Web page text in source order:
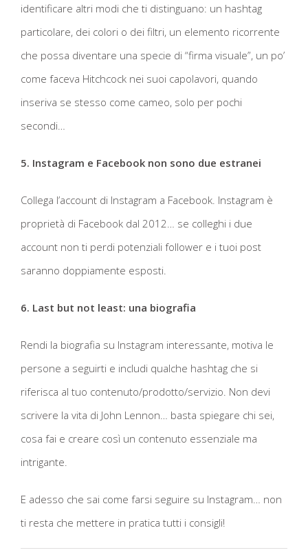
identificare altri modi che ti distinguano: un hashtag
particolare, dei colori o dei filtri, un elemento ricorrente
che possa diventare una specie di “firma visuale”, un po’
come faceva Hitchcock nei suoi capolavori, quando
inseriva se stesso come cameo, solo per pochi
secondi…
5. Instagram e Facebook non sono due estranei
Collega l’account di Instagram a Facebook. Instagram è
proprietà di Facebook dal 2012… se colleghi i due
account non ti perdi potenziali follower e i tuoi post
saranno doppiamente esposti.
6. Last but not least: una biografia
Rendi la biografia su Instagram interessante, motiva le
persone a seguirti e includi qualche hashtag che si
riferisca al tuo contenuto/prodotto/servizio. Non devi
scrivere la vita di John Lennon… basta spiegare chi sei,
cosa fai e creare così un contenuto essenziale ma
intrigante.
E adesso che sai come farsi seguire su Instagram… non
ti resta che mettere in pratica tutti i consigli!